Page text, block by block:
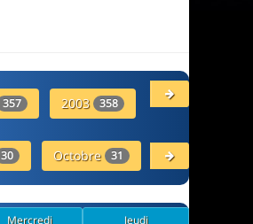
357 2003 358 2004
30 Octobre 31 Novembre
Mercredi
Jeudi